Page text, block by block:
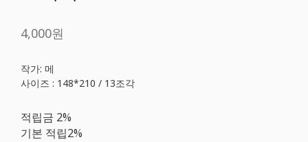
4,000원
작가: 메
사이즈 : 148*210 / 13조각
적립금 2%
기본 적립2%